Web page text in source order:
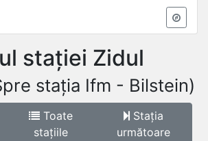
stației Zidul
stația Ifm - Bilstein)
Toate
stațiile
Stația
următoare